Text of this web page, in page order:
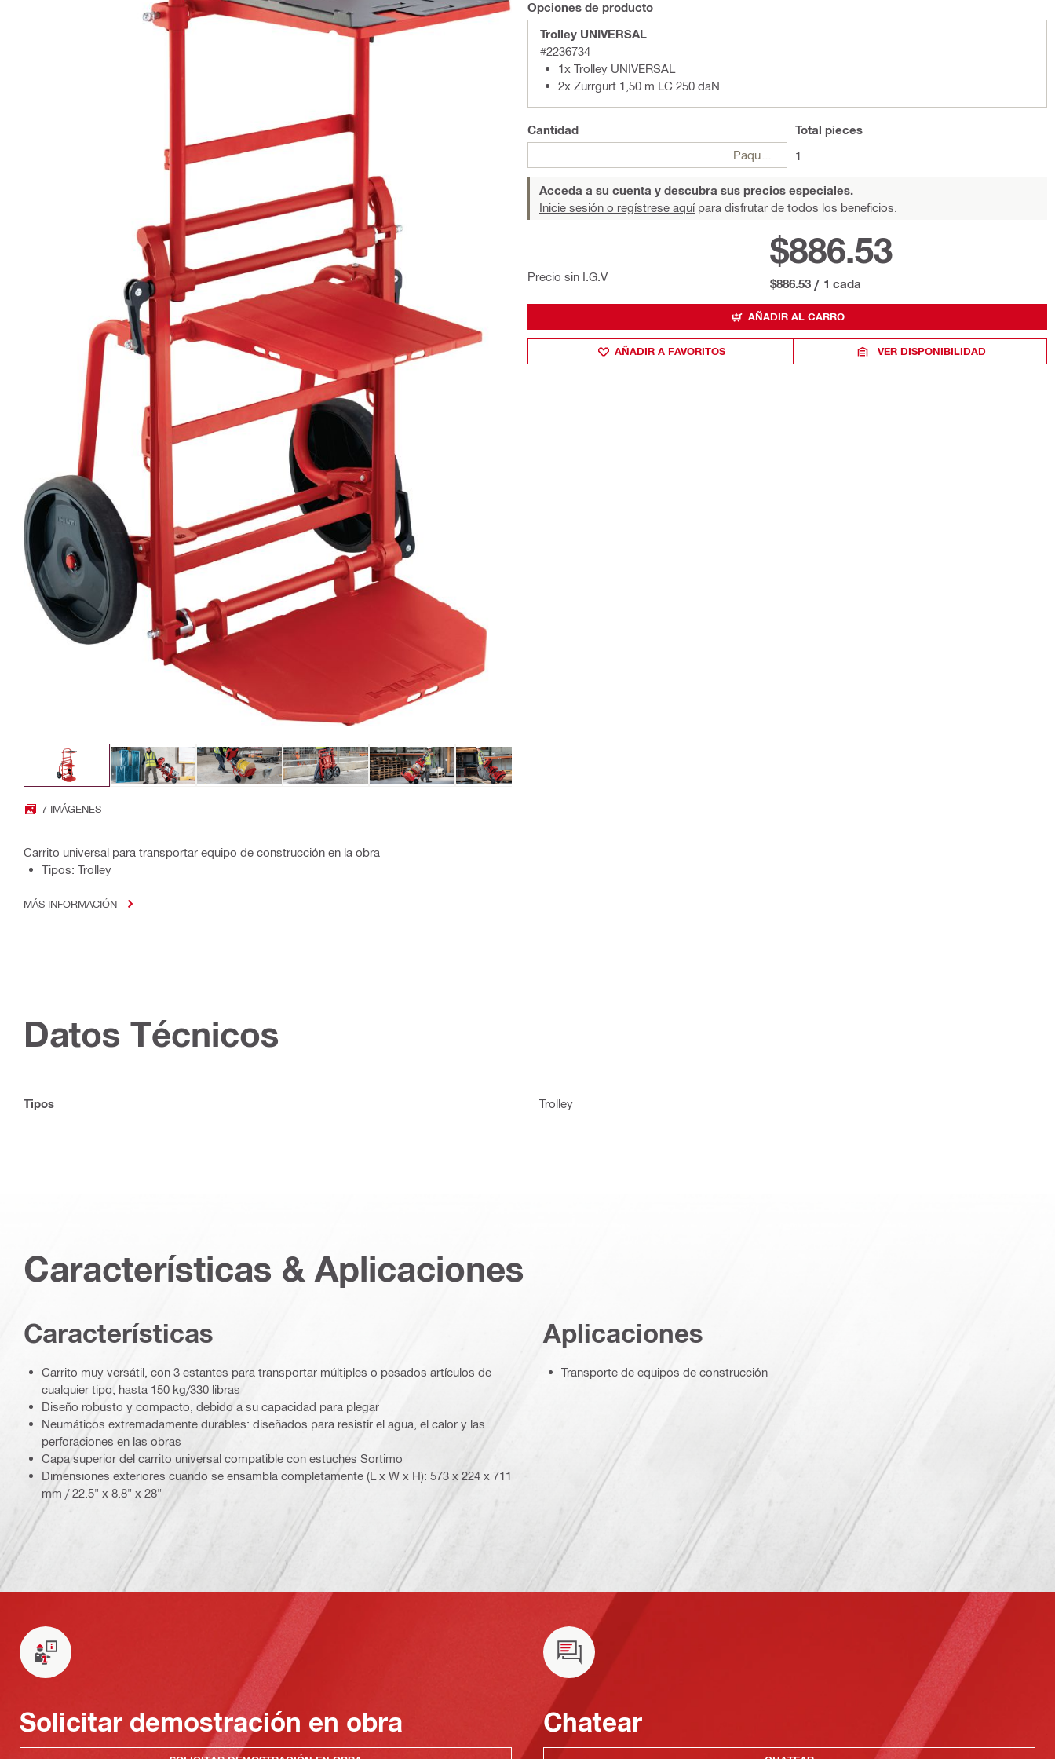
7 IMÁGENES
Carrito universal para transportar equipo de construcción en la obra
Tipos: Trolley
MÁS INFORMACIÓN
Opciones de producto
Trolley UNIVERSAL
#2236734
1x Trolley UNIVERSAL
2x Zurrgurt 1,50 m LC 250 daN
Cantidad
Paquetes
Total pieces
1
Acceda a su cuenta y descubra sus precios especiales.
Inicie sesión o regístrese aquípara disfrutar de todos los beneficios.
Precio sin I.G.V
$886.53
$886.53 / 1 cada
AÑADIR AL CARRO
AÑADIR A FAVORITOS VER DISPONIBILIDAD
Datos Técnicos
Tipos Trolley
Características & Aplicaciones
Caracterí­sticas
Carrito muy versátil, con 3 estantes para transportar múltiples o pesados artículos de
cualquier tipo, hasta 150 kg/330 libras
Diseño robusto y compacto, debido a su capacidad para plegar
Neumáticos extremadamente durables: diseñados para resistir el agua, el calor y las
perforaciones en las obras
Capa superior del carrito universal compatible con estuches Sortimo
Dimensiones exteriores cuando se ensambla completamente (L x W x H): 573 x 224 x 711
mm / 22.5" x 8.8" x 28"
Aplicaciones
Transporte de equipos de construcción
Solicitar demostración en obra Chatear